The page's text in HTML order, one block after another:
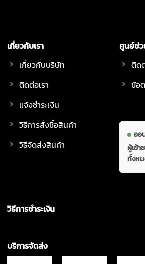
เกี่ยวกับเรา
เกี่ยวกับบริษัท
ติดต่อเรา
แจ้งชำระเงิน
วิธีการสั่งซื้อสินค้า
วิธีจัดส่งสินค้า
ศูนย์ช่ว
ติด
ข้อ
ออ
ผู้เข้า
ทั้งห
วิธีการชำระเงิน
บริการจัดส่ง